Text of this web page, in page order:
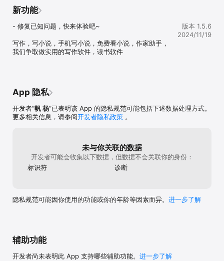
第一种：7天免费体验，到期后10元/月，每1个月自动续订。
续订:  苹果iTunes账户会在到期前24小时内扣费,扣费成功后订阅周期
取消续订:  打开苹果手机[设置] --> 进入[iTunes store与Appstore]
包月会员自动续费服务条款：
https://app.qmxxs.com/setting/app_web/vip_sub_rule
隐私政策请点击这里查看：
新功能
- 修复已知问题，快来体验吧~
写作，写小说，手机写小说，免费看小说，作家助手，
我们争取做实用的写作软件，读书软件
版本 1.5.6
2024/11/19
App 隐私
开发者“帆 杨”已表明该 App 的隐私规范可能包括下述数据处理方式。
更多相关信息，请参阅开发者隐私政策 。
未与你关联的数据
开发者可能会收集以下数据，但数据不会关联你的身份：
标识符
诊断
隐私规范可能因你使用的功能或你的年龄等因素而异。 进一步了解
辅助功能
开发者尚未表明此 App 支持哪些辅助功能。 进一步了解